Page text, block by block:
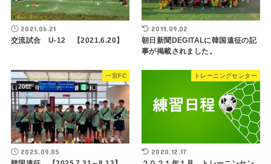
2021.06.21
交流試合 U-12 【2021.6.20】
2019.09.02
朝日新聞DEGITALに韓国遠征の記
事が掲載されました。
一宮FC
2025.09.05
トレーニングセンター
2020.12.17